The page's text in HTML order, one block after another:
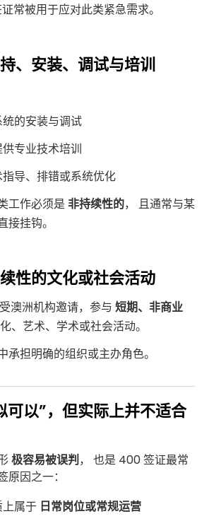
常被用于应对此类紧急需求。
、安装、调试与培训
的安装与调试
专业技术培训
导、排错或系统优化
工作必须是 非持续性的， 且通常与某
挂钩。
性的文化或社会活动
澳洲机构邀请，参与 短期、非商业
、艺术、学术或社会活动。
承担明确的组织或主办角色。
可以”，但实际上并不适合
极容易被误判， 也是 400 签证最常
因之一：
属于 日常岗位或常规运营